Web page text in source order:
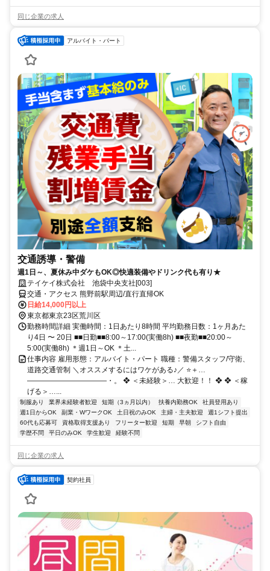
同じ企業の求人
アルバイト・パート
交通誘導・警備
週1日～、夏休み中ダケもOK◎快適装備やドリンク代も有り★
テイケイ株式会社 池袋中央支社[003]
交通・アクセス 熊野前駅周辺/直行直帰OK
日給14,000円以上
東京都東京23区荒川区
勤務時間詳細 実働時間：1日あたり8時間 平均勤務日数：1ヶ月あた
り4日 〜 20日 ■■日勤■■8:00～17:00(実働8h) ■■夜勤■■20:00～
5:00(実働8h) ＊週1日～OK ＊土...
仕事内容 雇用形態：アルバイト・パート 職種：警備スタッフ/守衛、
道路交通管制 ＼オススメするにはワケがある♪／ ⭐＋…
―――――――――――・。 ❖ ＜未経験＞… 大歓迎！！ ❖ ❖ ＜稼
げる＞…...
制服あり 業界未経験者歓迎 短期（3ヵ月以内） 扶養内勤務OK
社員登用あり
週1日からOK
副業・WワークOK 土日祝のみOK 主婦・主夫歓迎
週1シフト提出
60代も応募可
資格取得支援あり フリーター歓迎 短期 早朝
シフト自由
学歴不問
平日のみOK 学生歓迎 経験不問
同じ企業の求人
契約社員